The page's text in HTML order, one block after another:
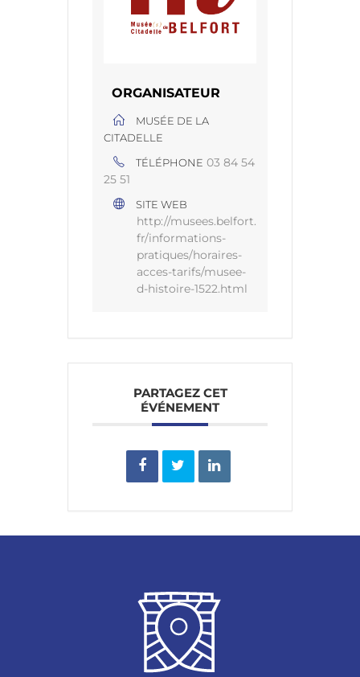
ORGANISATEUR
MUSÉE DE LA
CITADELLE
TÉLÉPHONE 03 84 54
25 51
SITE WEB
http://musees.belfort.
fr/informations-
pratiques/horaires-
acces-tarifs/musee-
d-histoire-1522.html
PARTAGEZ CET
ÉVÉNEMENT